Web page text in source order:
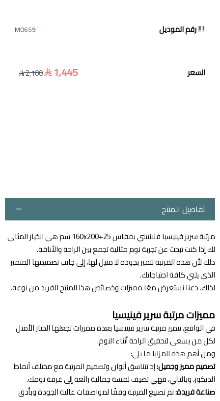
رقم الموديل M0659
السعر 1,445
2,100
تفاصيل المنتج
مرتبة سرير فينيسيا فلانتيني بمقاس 160x200+25 سم هي الخيار المثالي
لك إذا كنت تبحث عن تجربة نوم مثالية تجمع بين الراحة والأناقة.
ذلك لأن هذه المرتبة تتميز بجودة لا مثيل لها، إلى جانب تصميمها المتميز
الذي يلبي كافة احتياجاتك.
لذلك، دعنا نستعرض معًا مميزات وخصائص هذا المنتج الفريد من نوعه.
مميزات مرتبة سرير فينيسيا
في الواقع، تتميز مرتبة سرير فينيسيا بعدة مميزات تجعلها الخيار الأمثل
لكل من يسعى لتحقيق الراحة أثناء النوم.
ومن أهم هذه المزايا ما يلي:
تصميم مميز وجميل:إذ تتناسق ألوان وتصميم المرتبة مع مختلف أنماط
الديكور، وبالتالي، فهي تضيف لمسة جمالية رائعة إلى غرفة نومك.
صناعة فريدة:تم تصنيع المرتبة وفقًا لمواصفات عالية الجودة وبأدق